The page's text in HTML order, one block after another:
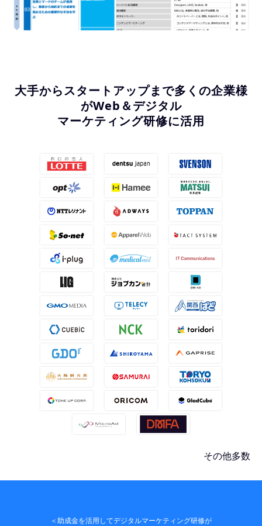
大手からスタートアップまで多くの企業様
がWeb＆デジタル
マーケティング研修に活用
その他多数
＜助成金を活用してデジタルマーケティング研修が